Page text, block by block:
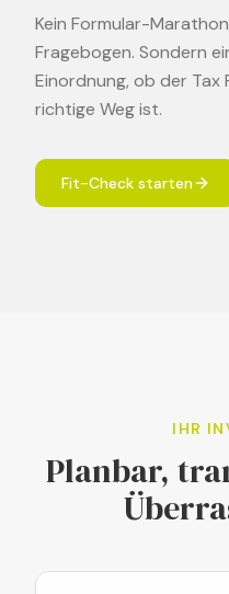
Kein Formular-
Fragebogen. Sondern
Einordnung, ob der Tax
richtige Weg ist.
Fit-Check starten
IHR
Planbar,